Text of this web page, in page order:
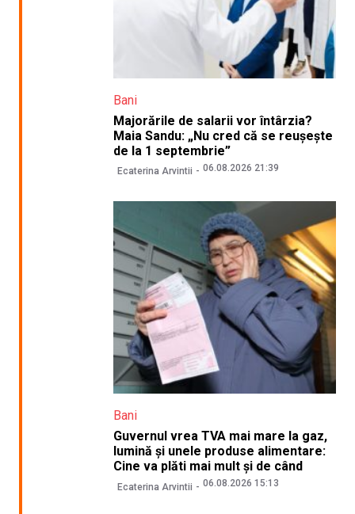
Bani
Majorările de salarii vor întârzia?
Maia Sandu: „Nu cred că se reușește
de la 1 septembrie”
Ecaterina Arvintii 06.08.2026 21:39
Bani
Guvernul vrea TVA mai mare la gaz,
lumină și unele produse alimentare:
Cine va plăti mai mult și de când
Ecaterina Arvintii 06.08.2026 15:13